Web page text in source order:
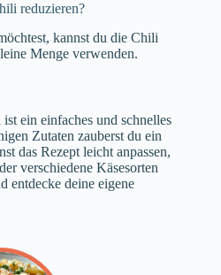
reduzieren?
kannst du die Chili
Menge verwenden.
ein einfaches und schnelles
Zutaten zauberst du ein
das Rezept leicht anpassen,
verschiedene Käsesorten
entdecke deine eigene